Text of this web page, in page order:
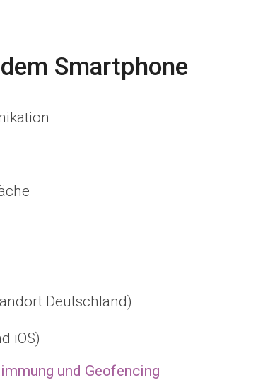
Smartphone
Deutschland)
iOS)
und Geofencing